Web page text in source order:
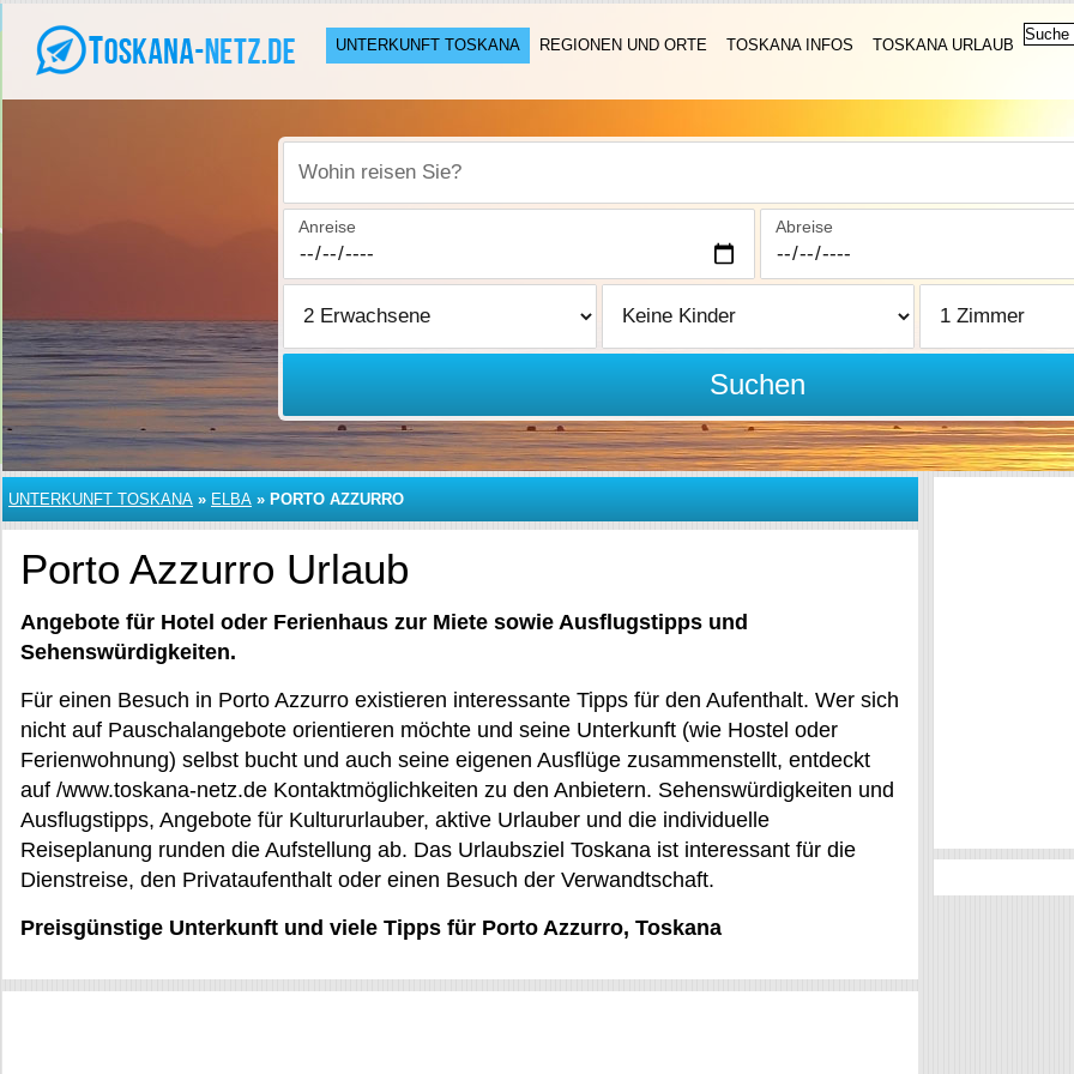
UNTERKUNFT TOSKANA REGIONEN UND ORTE TOSKANA INFOS TOSKANA URLAUB
Wohin reisen Sie?
Anreise Abreise
Suchen
UNTERKUNFT TOSKANA » ELBA » PORTO AZZURRO
Porto Azzurro Urlaub
Angebote für Hotel oder Ferienhaus zur Miete sowie Ausflugstipps und
Sehenswürdigkeiten.
Für einen Besuch in Porto Azzurro existieren interessante Tipps für den Aufenthalt. Wer sich
nicht auf Pauschalangebote orientieren möchte und seine Unterkunft (wie Hostel oder
Ferienwohnung) selbst bucht und auch seine eigenen Ausflüge zusammenstellt, entdeckt
auf /www.toskana-netz.de Kontaktmöglichkeiten zu den Anbietern. Sehenswürdigkeiten und
Ausflugstipps, Angebote für Kultururlauber, aktive Urlauber und die individuelle
Reiseplanung runden die Aufstellung ab. Das Urlaubsziel Toskana ist interessant für die
Dienstreise, den Privataufenthalt oder einen Besuch der Verwandtschaft.
Preisgünstige Unterkunft und viele Tipps für Porto Azzurro, Toskana